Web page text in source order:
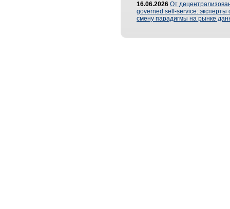
16.06.2026 От
governed self-service: эксперты
смену парадигмы на рынке